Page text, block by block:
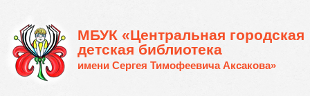
МБУК «Центральная городская
детская библиотека
имени Сергея Тимофеевича Аксакова»